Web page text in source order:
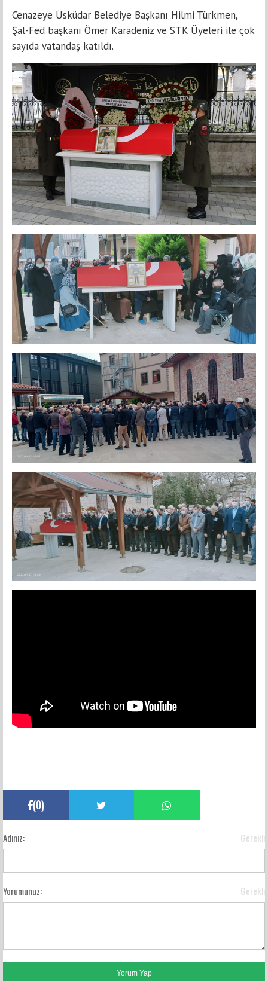
Cenazeye Üsküdar Belediye Başkanı Hilmi Türkmen,
Şal-Fed başkanı Ömer Karadeniz ve STK Üyeleri ile çok
sayıda vatandaş katıldı.
(0)
Adınız: Gerekli
Yorumunuz: Gerekli